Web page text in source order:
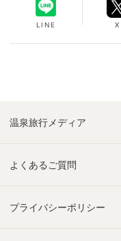
LINE X
温泉旅行メディア
よくあるご質問
プライバシーポリシー